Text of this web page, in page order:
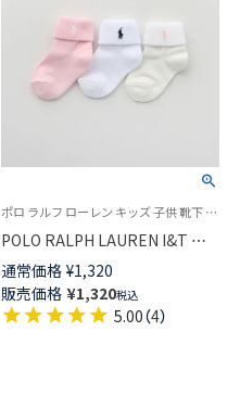
ポロ ラルフ ローレン キッズ 子供 靴下 旧 04835455
POLO RALPH LAUREN I&T ベ
ビー＆キッズ ソックス ロゴ 折
り返し（3つ折り） ショート丈 ソ
ックス 04835565
通常価格 ¥1,320
販売価格 ¥1,320税込
5.00（4）